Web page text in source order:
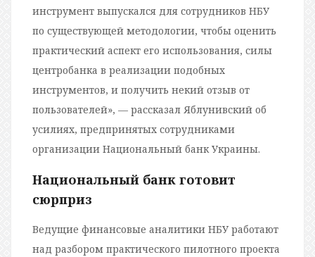
инструмент выпускался для сотрудников НБУ
по существующей методологии, чтобы оценить
практический аспект его использования, силы
центробанка в реализации подобных
инструментов, и получить некий отзыв от
пользователей», — рассказал Яблунивский об
усилиях, предпринятых сотрудниками
организации Национальный банк Украины.
Национальный банк готовит
сюрприз
Ведущие финансовые аналитики НБУ работают
над разбором практического пилотного проекта